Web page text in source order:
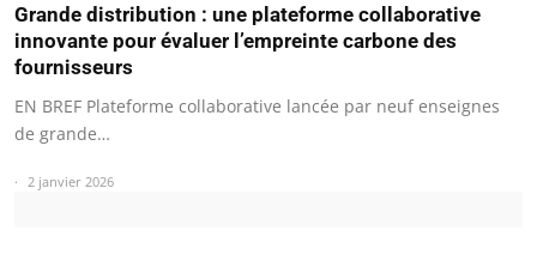
Grande distribution : une plateforme collaborative
innovante pour évaluer l’empreinte carbone des
fournisseurs
EN BREF Plateforme collaborative lancée par neuf enseignes
de grande…
2 janvier 2026